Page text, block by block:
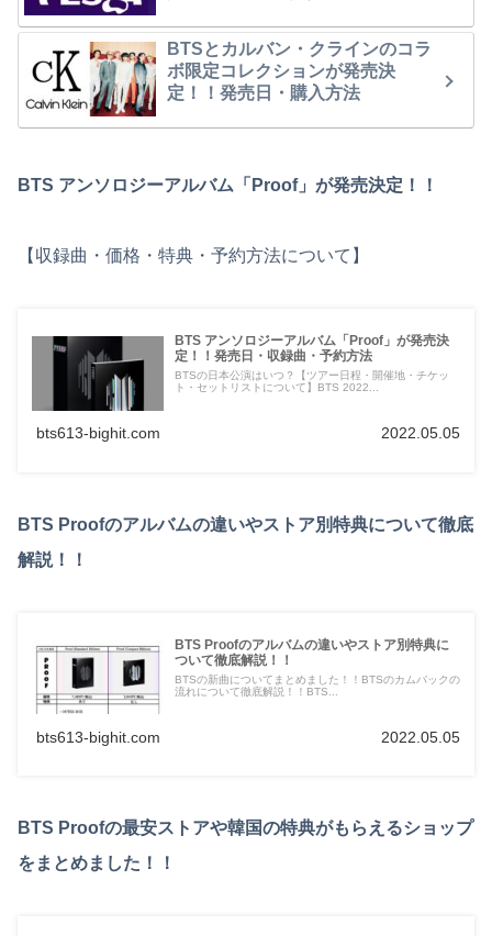
BTSとカルバン・クラインのコラ
ボ限定コレクションが発売決
定！！発売日・購入方法
BTS アンソロジーアルバム「Proof」が発売決定！！
【収録曲・価格・特典・予約方法について】
BTS アンソロジーアルバム「Proof」が発売決
定！！発売日・収録曲・予約方法
BTSの日本公演はいつ？【ツアー日程・開催地・チケッ
ト・セットリストについて】BTS 2022...
bts613-bighit.com 2022.05.05
BTS Proofのアルバムの違いやストア別特典について徹底
解説！！
BTS Proofのアルバムの違いやストア別特典に
ついて徹底解説！！
BTSの新曲についてまとめました！！BTSのカムバックの
流れについて徹底解説！！BTS...
bts613-bighit.com 2022.05.05
BTS Proofの最安ストアや韓国の特典がもらえるショップ
をまとめました！！